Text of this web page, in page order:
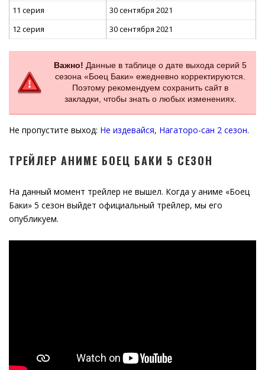
11 серия
30 сентября 2021
12 серия
30 сентября 2021
Важно! Данные в таблице о дате выхода серий 5
сезона «Боец Баки» ежедневно корректируются.
Поэтому рекомендуем сохранить сайт в
закладки, чтобы знать о любых изменениях.
Не пропустите выход: Не издевайся, Нагаторо-сан 2 сезон.
ТРЕЙЛЕР АНИМЕ БОЕЦ БАКИ 5 СЕЗОН
На данный момент трейлер не вышел. Когда у аниме «Боец
Баки» 5 сезон выйдет официальный трейлер, мы его
опубликуем.